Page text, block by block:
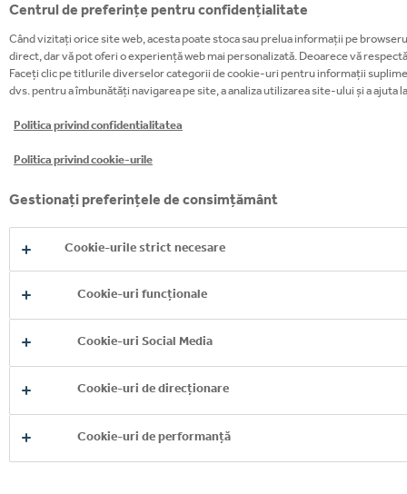
Centrul de preferințe pentru confidențialitate
Când vizitați orice site web, acesta poate stoca sau prelua informații pe
direct, dar vă pot oferi o experiență web mai personalizată. Deoarece vă
Faceți clic pe titlurile diverselor categorii de cookie-uri pentru informații
dvs. pentru a îmbunătăți navigarea pe site, a analiza utilizarea site-ului și a ajuta
Politica privind confidentialitatea
Politica privind cookie-urile
Gestionați preferințele de consimțământ
Cookie-urile strict necesare
Cookie-uri funcționale
Cookie-uri Social Media
Cookie-uri de direcționare
Cookie-uri de performanță